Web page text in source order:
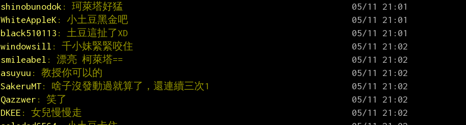
shinobunodok : 珂萊塔好猛
WhiteAppleK : 小土豆黑金吧
black510113 : 土豆這扯了XD
windowsill : 千小妹緊緊咬住
smileabel : 漂亮 柯萊塔==
asuyuu : 教授你可以的
SakeruMT: 啥子沒發動過就算了，還連續三次1
Qazzwer : 笑了
DKEE : 女兒慢慢走